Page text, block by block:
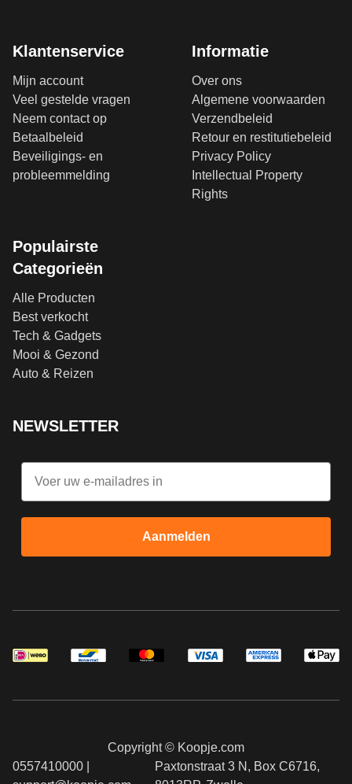
Klantenservice
Mijn account
Veel gestelde vragen
Neem contact op
Betaalbeleid
Beveiligings- en
probleemmelding
Informatie
Over ons
Algemene voorwaarden
Verzendbeleid
Retour en restitutiebeleid
Privacy Policy
Intellectual Property
Rights
Populairste
Categorieën
Alle Producten
Best verkocht
Tech & Gadgets
Mooi & Gezond
Auto & Reizen
NEWSLETTER
Email
Aanmelden
Copyright © Koopje.com
0557410000 |
Paxtonstraat 3 N, Box C6716,